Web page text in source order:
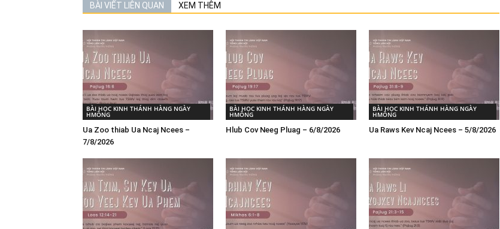
BÀI VIẾT LIÊN QUAN XEM THÊM
BÀI HỌC KINH THÁNH HÀNG NGÀY
HMÔNG
Ua Zoo thiab Ua Ncaj Ncees –
7/8/2026
BÀI HỌC KINH THÁNH HÀNG NGÀY
HMÔNG
Hlub Cov Neeg Pluag – 6/8/2026
BÀI HỌC KINH THÁNH HÀNG NGÀY
HMÔNG
Ua Raws Kev Ncaj Ncees – 5/8/2026